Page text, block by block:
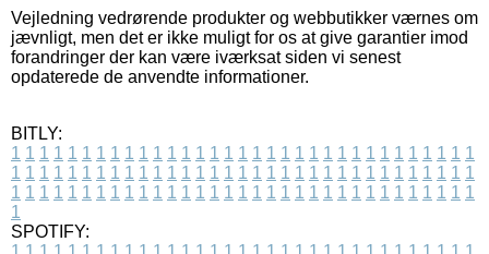
Vejledning vedrørende produkter og webbutikker værnes om
jævnligt, men det er ikke muligt for os at give garantier imod
forandringer der kan være iværksat siden vi senest
opdaterede de anvendte informationer.
BITLY:
1 1 1 1 1 1 1 1 1 1 1 1 1 1 1 1 1 1 1 1 1 1 1 1 1 1 1 1 1 1 1 1 1
1 1 1 1 1 1 1 1 1 1 1 1 1 1 1 1 1 1 1 1 1 1 1 1 1 1 1 1 1 1 1 1 1
1 1 1 1 1 1 1 1 1 1 1 1 1 1 1 1 1 1 1 1 1 1 1 1 1 1 1 1 1 1 1 1 1
1
SPOTIFY: